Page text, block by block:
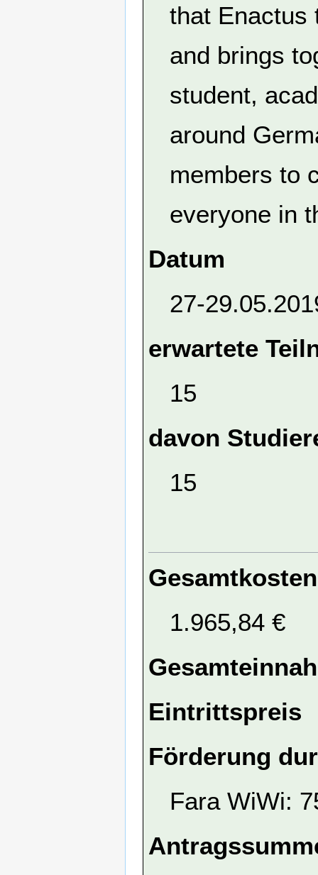
that Enactus
and brings
student,
around
members to
everyone in
Datum
27-
erwartete
15
davon
15
Gesamtkosten
1.965,84 €
Eintrittspreis
Förderung
Fara WiWi: